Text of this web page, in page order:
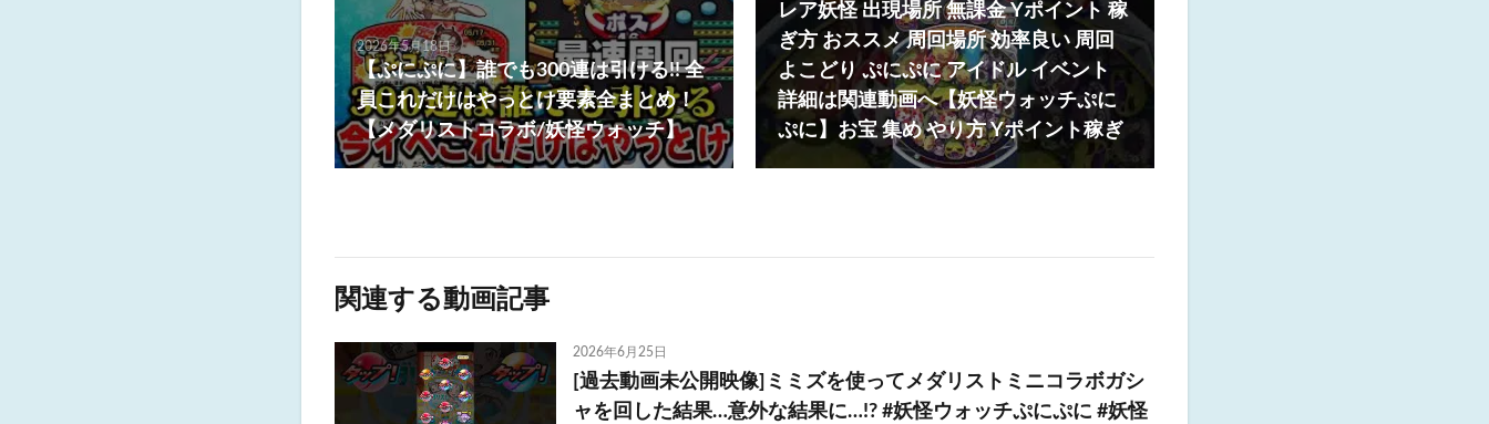
2026年5月18日
【ぷにぷに】誰でも300連は引ける!! 全
員これだけはやっとけ要素全まとめ！
【メダリストコラボ/妖怪ウォッチ】
レア妖怪 出現場所 無課金 Yポイント 稼
ぎ方 おススメ 周回場所 効率良い 周回
よこどり ぷにぷに アイドル イベント
詳細は関連動画へ【妖怪ウォッチぷに
ぷに】お宝 集め やり方 Yポイント稼ぎ
関連する動画記事
2026年6月25日
[過去動画未公開映像]ミミズを使ってメダリストミニコラボガシ
ャを回した結果…意外な結果に…!? #妖怪ウォッチぷにぷに #妖怪